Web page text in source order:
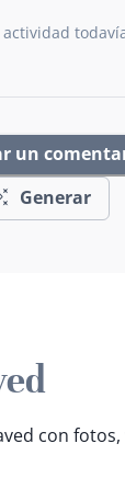
actividad
un
Generar
con